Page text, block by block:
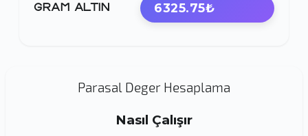
GRAM ALTIN 6325.75₺
Parasal Deger Hesaplama
Nasıl Çalışır